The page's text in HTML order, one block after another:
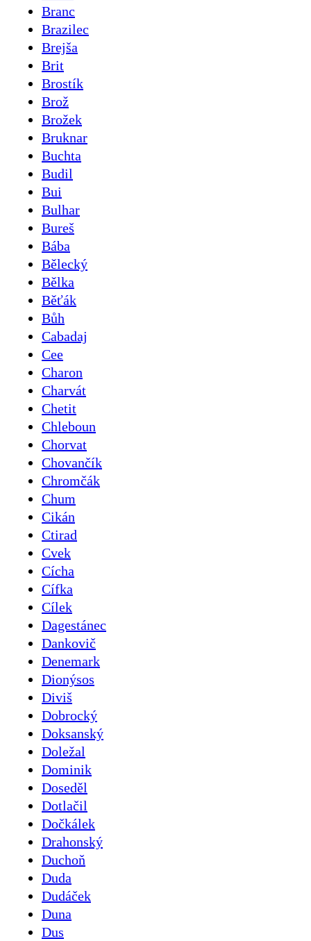
Branc
Brazilec
Brejša
Brit
Brostík
Brož
Brožek
Bruknar
Buchta
Budil
Bui
Bulhar
Bureš
Bába
Bělecký
Bělka
Běťák
Bůh
Cabadaj
Cee
Charon
Charvát
Chetit
Chleboun
Chorvat
Chovančík
Chromčák
Chum
Cikán
Ctirad
Cvek
Cícha
Cífka
Cílek
Dagestánec
Dankovič
Denemark
Dionýsos
Diviš
Dobrocký
Doksanský
Doležal
Dominik
Doseděl
Dotlačil
Dočkálek
Drahonský
Duchoň
Duda
Dudáček
Duna
Dus